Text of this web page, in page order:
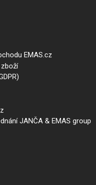
EMAS.cz
JANČA & EMAS group